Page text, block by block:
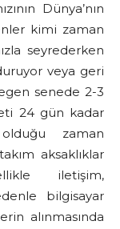
Dünya’nın
kimi zaman
seyrederken
veya geri
senede 2-3
24 gün kadar
zaman
aksaklıklar
iletişim,
bilgisayar
alınmasında